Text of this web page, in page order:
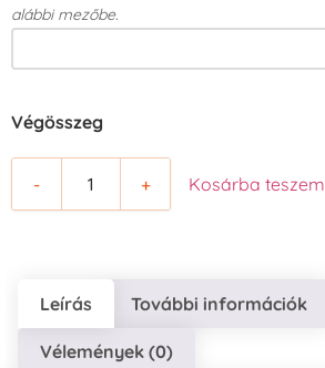
alábbi mezőbe.
Végösszeg
- + Kosárba teszem
Leírás További információk
Vélemények (0)